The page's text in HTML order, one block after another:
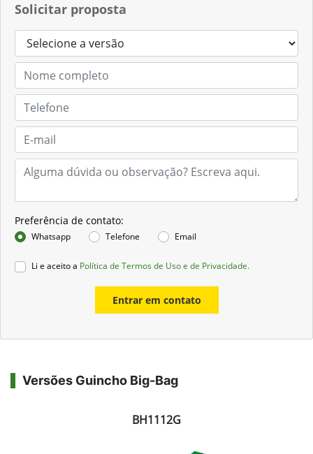
Solicitar proposta
Preferência de contato:
Whatsapp Telefone Email
Li e aceito a Política de Termos de Uso e de Privacidade.
Entrar em contato
Versões Guincho Big-Bag
BH1112G